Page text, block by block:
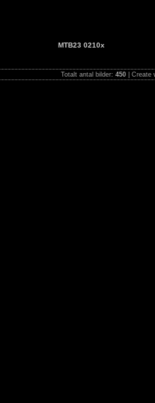
MTB23 0210x
Totalt antal bilder: 450| Create